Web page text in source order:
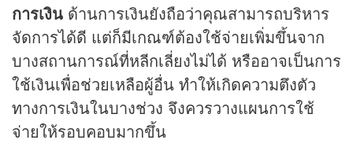
การเงิน ด้านการเงินยังถือว่าคุณสามารถบริหาร
จัดการได้ดี แต่ก็มีเกณฑ์ต้องใช้จ่ายเพิ่มขึ้นจาก
บางสถานการณ์ที่หลีกเลี่ยงไม่ได้ หรืออาจเป็นการ
ใช้เงินเพื่อช่วยเหลือผู้อื่น ทำให้เกิดความตึงตัว
ทางการเงินในบางช่วง จึงควรวางแผนการใช้
จ่ายให้รอบคอบมากขึ้น